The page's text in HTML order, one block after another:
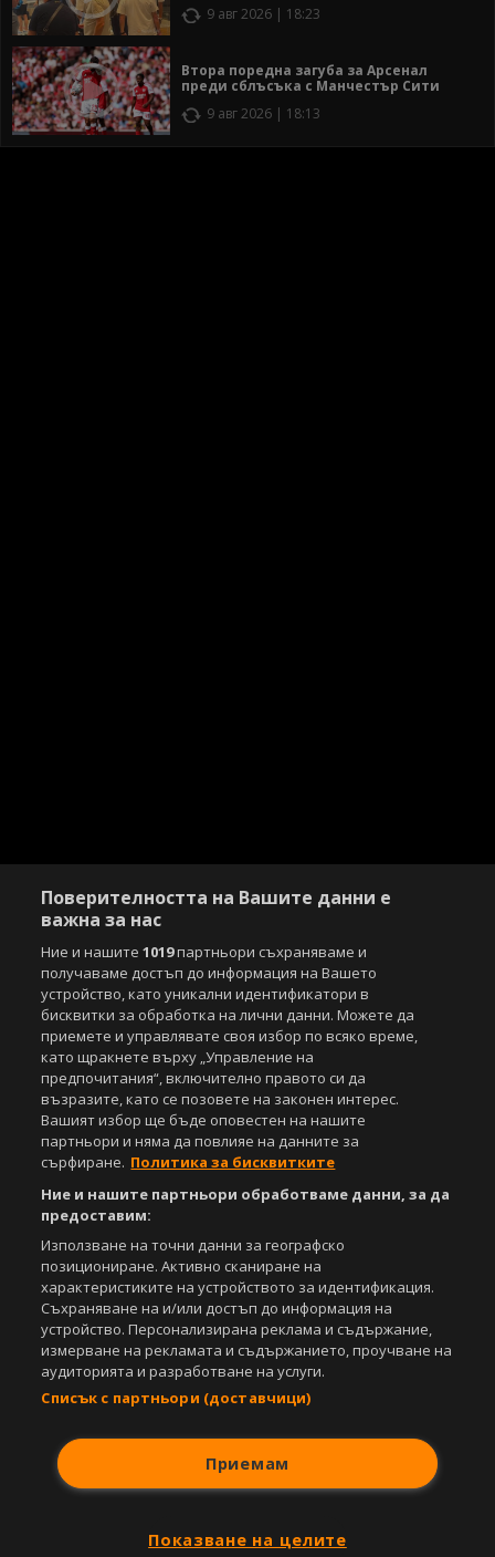
9 авг 2026 | 18:23
Втора поредна загуба за Арсенал
преди сблъсъка с Манчестър Сити
9 авг 2026 | 18:13
Copyright © 2007-2026 Агенция Спортал. Всички права запазени.
Този уебсайт е собственост наSportal Media Group
За нас Екип За рекламa
Общи условия
Етични правила на НСС
Лични данни
Управление на предпочитания
Съдържанието на този уеб сайт и технологиите, използвани в него, са
под закрила на Закона за авторското право и сродните му права.
Всички статии, репортажи, интервюта и други текстови, графични и
Спортал, освен ако изрично е посочено друго. Допуска се
публикуване на текстови материали само след писмено съгласие на
Агенция Спортал, посочване на източника и добавяне на линк към
www.sportal.bg. Използването на графични и видео материали,
публикувани в сайта, е строго забранено. Нарушителите ще бъдат
санкционирани с цялата строгост на закона.
СвалиБЕЗПЛАТНОТОприложение за:
Android
Powered by:
Поверителността на Вашите данни е
важна за нас
Ние и нашите1019партньори съхраняваме и
получаваме достъп до информация на Вашето
устройство, като уникални идентификатори в
бисквитки за обработка на лични данни. Можете да
приемете и управлявате своя избор по всяко време,
като щракнете върху „Управление на
предпочитания“, включително правото си да
възразите, като се позовете на законен интерес.
Вашият избор ще бъде оповестен на нашите
партньори и няма да повлияе на данните за
сърфиране. Политика за бисквитките
Ние и нашите партньори обработваме данни, за да
предоставим:
Използване на точни данни за географско
позициониране. Активно сканиране на
характеристиките на устройството за идентификация.
Съхраняване на и/или достъп до информация на
устройство. Персонализирана реклама и съдържание,
измерване на рекламата и съдържанието, проучване на
аудиторията и разработване на услуги.
Списък с партньори (доставчици)
Приемам
Показване на целите